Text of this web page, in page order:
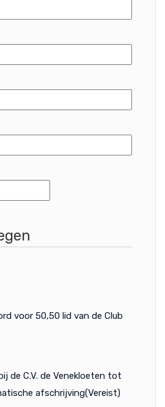
voor 50,50 lid van de Club
(Vereist)
de C.V. de Venekloeten tot
afschrijving(Vereist)